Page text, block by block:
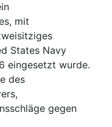
mit
States Navy
eingesetzt wurde.
des
gegen